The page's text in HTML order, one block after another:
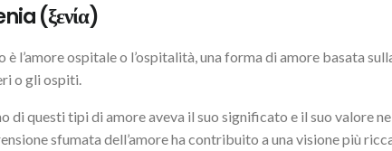
(ξενία)
è l’amore ospitale o l’ospitalità, una forma di amore basata
o gli ospiti.
di questi tipi di amore aveva il suo significato e il suo valore
sfumata dell’amore ha contribuito a una visione più